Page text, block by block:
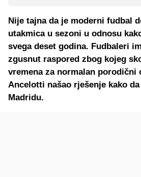
Nije tajna da je moderni fudbal
utakmica u sezoni u odnosu
svega deset godina. Fudbaleri
zgusnut raspored zbog kojeg
vremena za normalan porodični
Ancelotti našao rješenje kako
Madridu.